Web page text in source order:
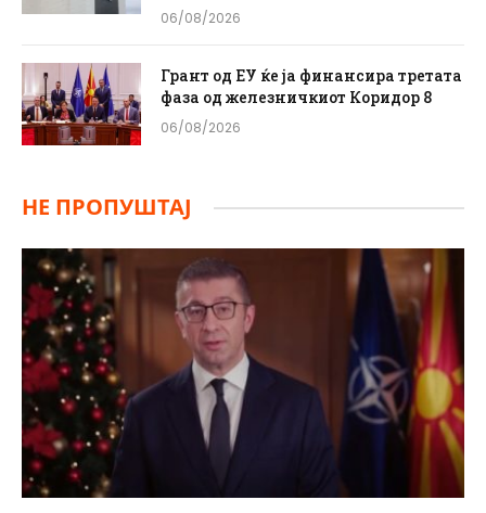
06/08/2026
Грант од ЕУ ќе ја финансира третата
фаза од железничкиот Коридор 8
06/08/2026
НЕ ПРОПУШТАЈ